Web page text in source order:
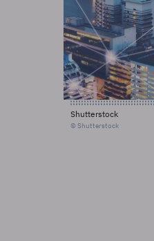
Shutterstock
© Shutterstock